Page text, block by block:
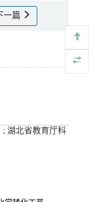
下一篇
; 湖北省教育厅科